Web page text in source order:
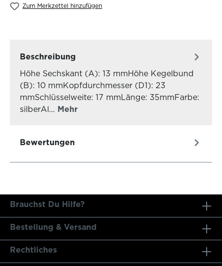
Zum Merkzettel hinzufügen
Beschreibung
Höhe Sechskant (A): 13 mmHöhe Kegelbund
(B): 10 mmKopfdurchmesser (D1): 23
mmSchlüsselweite: 17 mmLänge: 35mmFarbe:
silberAl… Mehr
Bewertungen
Brauchst Du Hilfe?
Bestellung & Versand
Rechtliches